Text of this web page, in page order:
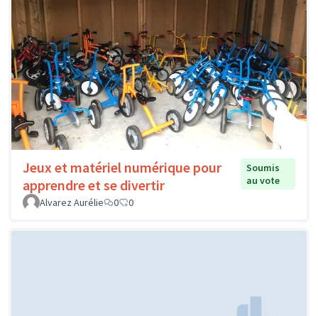
Jeux et matériel numérique pour
apprendre et se divertir
Soumis
au vote
Alvarez Aurélie
0 0